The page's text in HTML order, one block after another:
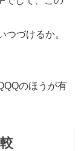
づけるか。
のほうが有